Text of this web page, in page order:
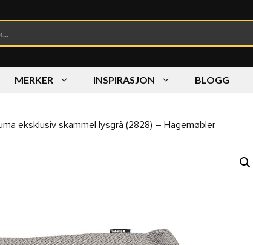
MERKER INSPIRASJON BLOGG
eksklusiv skammel lysgrå (2828) – Hagemøbler